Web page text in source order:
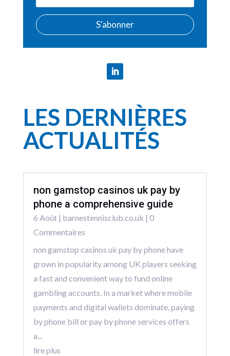
S'abonner
LES DERNIÈRES
ACTUALITÉS
non gamstop casinos uk pay by
phone a comprehensive guide
6 Août| barnestennisclub.co.uk | 0
Commentaires
non gamstop casinos uk pay by phone have
grown in popularity among UK players seeking
a fast and convenient way to fund online
gambling accounts. In a market where mobile
payments and digital wallets dominate, paying
by phone bill or pay by phone services offers
a...
lire plus